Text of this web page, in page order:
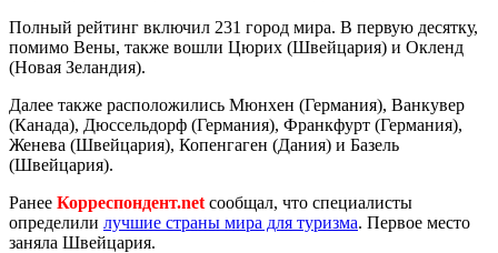
Полный рейтинг включил 231 город мира. В первую десятку,
помимо Вены, также вошли Цюрих (Швейцария) и Окленд
(Новая Зеландия).
Далее также расположились Мюнхен (Германия), Ванкувер
(Канада), Дюссельдорф (Германия), Франкфурт (Германия),
Женева (Швейцария), Копенгаген (Дания) и Базель
(Швейцария).
Ранее Корреспондент.net сообщал, что специалисты
определили лучшие страны мира для туризма. Первое место
заняла Швейцария.